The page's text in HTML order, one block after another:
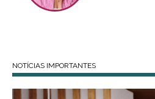
NOTÍCIAS IMPORTANTES